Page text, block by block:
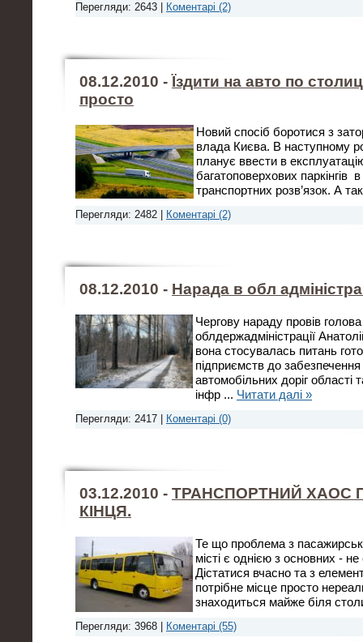
Перегляди: 2643 | Коментарі (2)
08.12.2010 - Їздити на авто по
просто
Новий спосіб боротися з
влада Києва. В наступному
планує ввести в
багатоповерхових паркінгів
транспортних розв’язок. А
Перегляди: 2482 | Коментарі (2)
08.12.2010 - Нарада в обл
Чергову нараду провів
облдержадміністрації
вона стосувалась питань
підприємств до забезпечення
автомобільних доріг області
інфр ... Читати далі »
Перегляди: 2417 | Коментарі (0)
03.12.2010 - ТРАНСПОРТНИЙ ХАОС
КІНЦЯ.
Те що проблема з
місті є однією з основних -
Дістатися вчасно та з
потрібне місце просто
знаходиться майже біля
Перегляди: 3968 | Коментарі (55)